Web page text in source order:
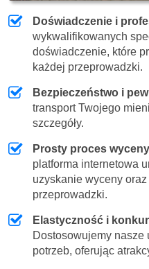
Doświadczenie i
wykwalifikowanych
doświadczenie, które
każdej przeprowadzki.
Bezpieczeństwo i
transport Twojego
szczegóły.
Prosty proces
platforma internetowa
uzyskanie wyceny
przeprowadzki.
Elastyczność i
Dostosowujemy nasze
potrzeb, oferując